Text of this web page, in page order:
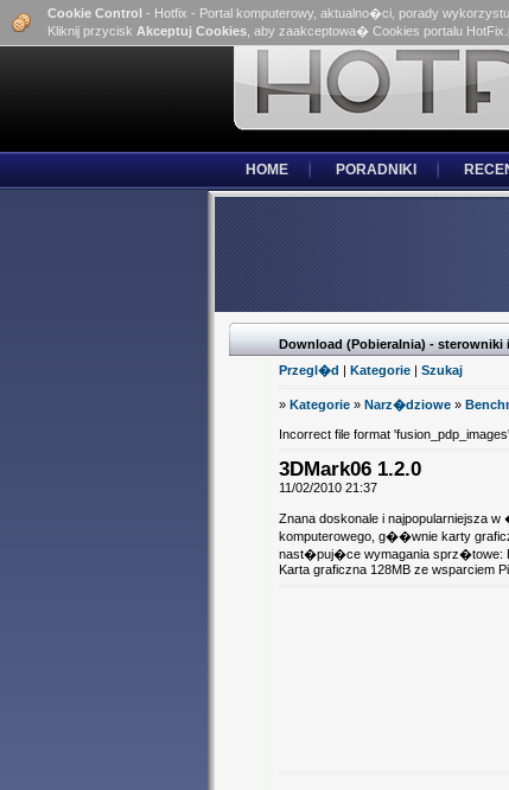
Cookie Control - Hotfix - Portal komputerowy, aktualno�ci, porady
Kliknij przycisk Akceptuj Cookies , aby zaakceptowa� Cookies portalu
HOME PORADNIKI
Download (Pobieralnia) -
Przegl�d | Kategorie | Szukaj
» Kategorie » Narz�dziowe »
Incorrect file format
3DMark06 1.2.0
11/02/2010 21:37
Znana doskonale i
komputerowego, g��wnie karty
nast�puj�ce wymagania sprz�towe:
Karta graficzna 128MB ze wsparciem